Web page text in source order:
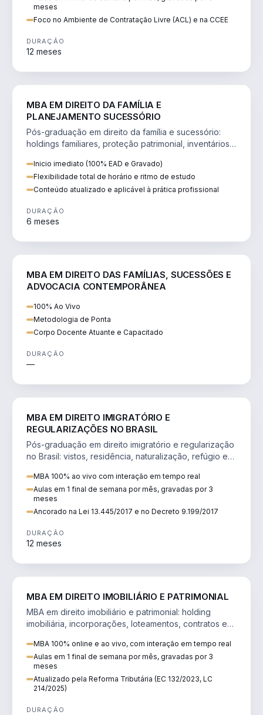
meses
Foco no Ambiente de Contratação Livre (ACL) e na CCEE
DURAÇÃO
12 meses
MBA EM DIREITO DA FAMÍLIA E
PLANEJAMENTO SUCESSÓRIO
Pós-graduação em direito da família e sucessório:
holdings familiares, proteção patrimonial, inventários
Inicio imediato (100% EAD e Gravado)
Flexibilidade total de horário e ritmo de estudo
Conteúdo atualizado e aplicável à prática profissional
DURAÇÃO
6 meses
MBA EM DIREITO DAS FAMÍLIAS, SUCESSÕES E
ADVOCACIA CONTEMPORÂNEA
100% Ao Vivo
Metodologia de Ponta
Corpo Docente Atuante e Capacitado
DURAÇÃO
—
MBA EM DIREITO IMIGRATÓRIO E
REGULARIZAÇÕES NO BRASIL
Pós-graduação em direito imigratório e regularização
no Brasil: vistos, residência, naturalização, refúgio e
MBA 100% ao vivo com interação em tempo real
Aulas em 1 final de semana por mês, gravadas por 3
meses
Ancorado na Lei 13.445/2017 e no Decreto 9.199/2017
DURAÇÃO
12 meses
MBA EM DIREITO IMOBILIÁRIO E PATRIMONIAL
MBA em direito imobiliário e patrimonial: holding
imobiliária, incorporações, loteamentos, contratos e
MBA 100% online e ao vivo, com interação em tempo real
Aulas em 1 final de semana por mês, gravadas por 3
meses
Atualizado pela Reforma Tributária (EC 132/2023, LC
214/2025)
DURAÇÃO